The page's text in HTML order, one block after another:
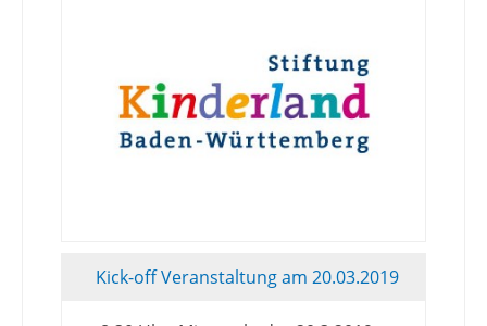
Kick-off Veranstaltung am 20.03.2019